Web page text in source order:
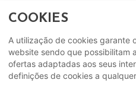
Complete o seu
COOKIES
A utilização de cookies garante
website sendo que possibilitam
ofertas adaptadas aos seus
definições de cookies a